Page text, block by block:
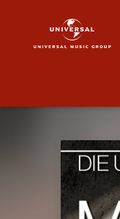
Musik
Best